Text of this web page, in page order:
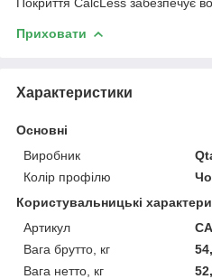
Приховати
Характеристики
Основні
Виробник
Колір профілю
Користувальницькі
Артикул
Вага брутто, кг
Вага нетто, кг